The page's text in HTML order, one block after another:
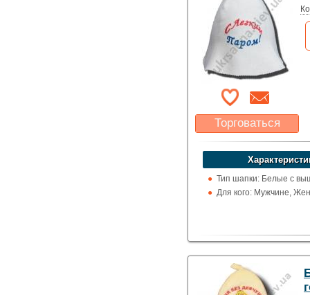
Торговаться
Какая цена Вас
устроит?
Указать цену
Тип шапки: Белые с
Для кого: Мужчине,